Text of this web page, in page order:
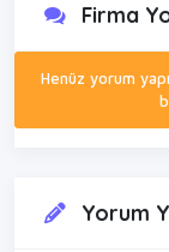
Firma
Henüz yorum
Yorum